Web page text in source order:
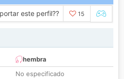
este perfil?? 15
hembra
No especificado